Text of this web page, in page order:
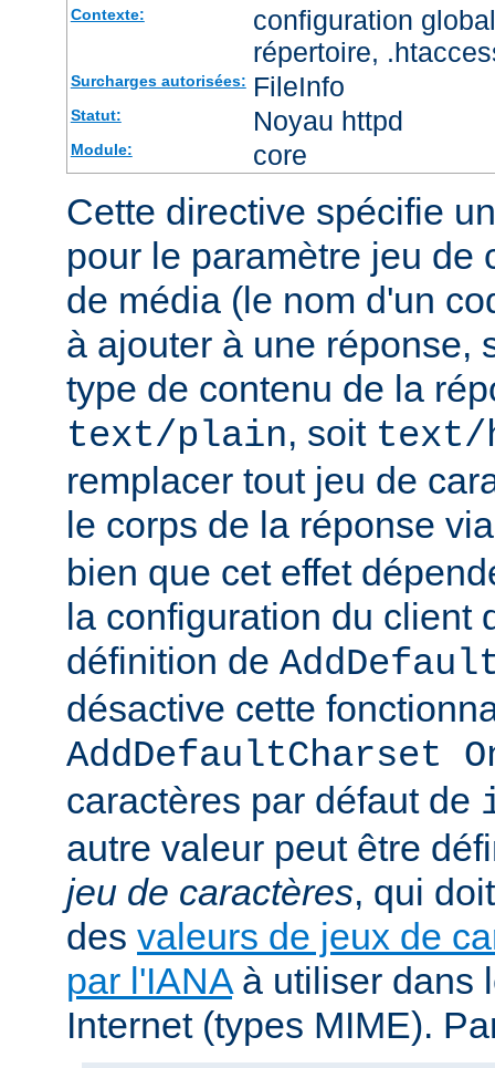
Contexte:
configuration
répertoire,
Surcharges autorisées: FileInfo
Statut: Noyau httpd
Module: core
Cette directive spécifie
pour le paramètre jeu de
de média (le nom d'un
à ajouter à une réponse,
type de contenu de la
text/plain, soit text/
remplacer tout jeu de
le corps de la réponse
bien que cet effet
la configuration du client
définition de
désactive cette
AddDefaultCharset
caractères par défaut de
autre valeur peut être
jeu de caractères, qui
des valeurs de jeux de
par l'IANAà utiliser dans
Internet (types MIME).